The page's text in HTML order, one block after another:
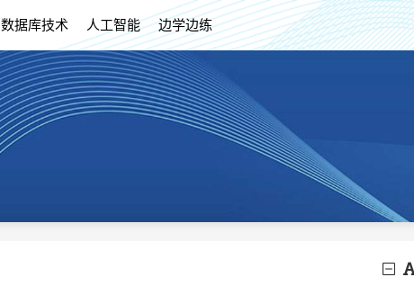
数据库技术 人工智能 边学边练